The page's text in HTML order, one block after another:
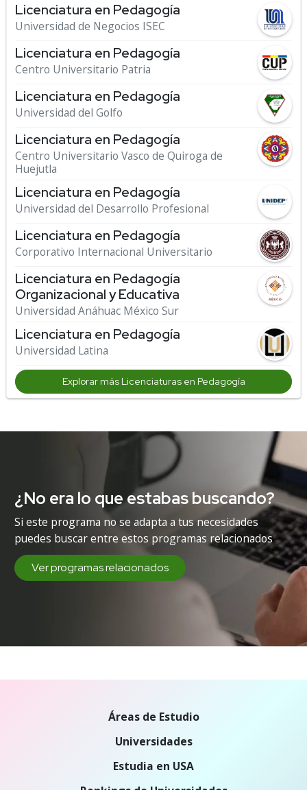
Licenciatura en Pedagogía
Universidad de Negocios ISEC
Licenciatura en Pedagogía
Centro Universitario Patria
Licenciatura en Pedagogía
Universidad del Golfo
Licenciatura en Pedagogía
Centro Universitario Vasco de Quiroga de
Huejutla
Licenciatura en Pedagogía
Universidad del Desarrollo Profesional
Licenciatura en Pedagogía
Corporativo Internacional Universitario
Licenciatura en Pedagogía
Organizacional y Educativa
Universidad Anáhuac México Sur
Licenciatura en Pedagogía
Universidad Latina
Explorar más Licenciaturas en Pedagogía
¿No era lo que estabas buscando?
Si este programa no se adapta a tus necesidades
puedes buscar entre estos programas relacionados
Ver programas relacionados
Áreas de Estudio
Universidades
Estudia en USA